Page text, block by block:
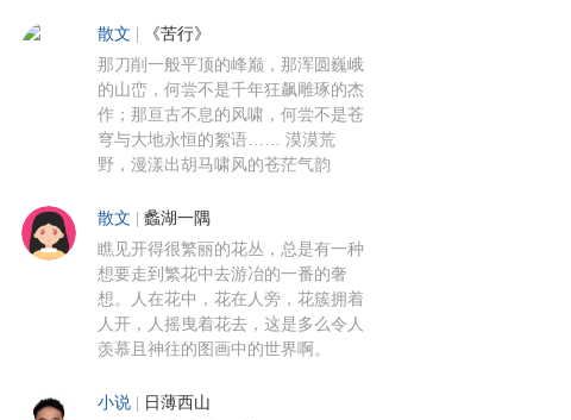
散文 《苦行》
那刀削一般平顶的峰巅，那浑圆巍峨
的山峦，何尝不是千年狂飙雕琢的杰
作；那亘古不息的风啸，何尝不是苍
穹与大地永恒的絮语…… 漠漠荒
野，漫漾出胡马啸风的苍茫气韵
散文 蠡湖一隅
瞧见开得很繁丽的花丛，总是有一种
想要走到繁花中去游冶的一番的奢
想。人在花中，花在人旁，花簇拥着
人开，人摇曳着花去，这是多么令人
羡慕且神往的图画中的世界啊。
小说 日薄西山